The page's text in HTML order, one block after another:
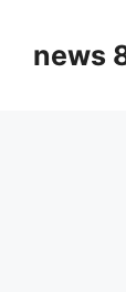
contentnews